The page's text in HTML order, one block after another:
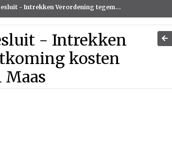
Verordening tegemoetkoming kosten kinderopvang Peel en Maas
- Intrekken
kosten